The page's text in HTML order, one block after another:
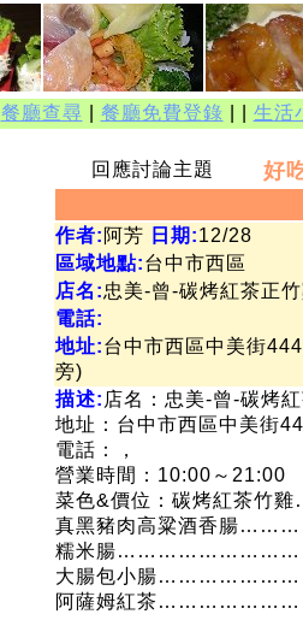
餐廳查尋 餐廳免費登錄 生活
回應討論主題 好
作者: 阿芳 日期:12/28
區域地點:台中市西區
店名:忠美-曾-碳烤紅茶正
電話:
地址:台中市西區中美街
旁)
描述: 店名：忠美-曾-碳烤
地址：台中市西區中美街
電話：，
營業時間：10:00～21:00
菜色&價位：碳烤紅茶
真黑豬肉高粱酒香腸
糯米腸
大腸包小腸
阿薩姆紅茶